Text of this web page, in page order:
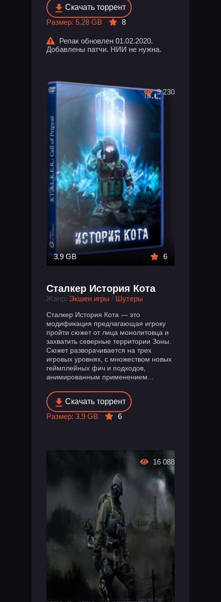
Скачать торрент
Размер: 5.28 GB
8
Репак обновлен 01.02.2020.
Добавлены патчи. НИИ не нужна.
3.9 GB 6
Сталкер История Кота
Жанр: Экшен игры / Шутеры
Сталкер История Кота — это
модификация предлагающая игроку
пройти сюжет от лица монолитовца и
захватить северные территории Зоны.
Сюжет разворачивается на трех
игровых уровнях, с множеством новых
геймплейных фич и подходов,
анимированным применением...
Скачать торрент
Размер: 3.9 GB
6
9 230
16 088